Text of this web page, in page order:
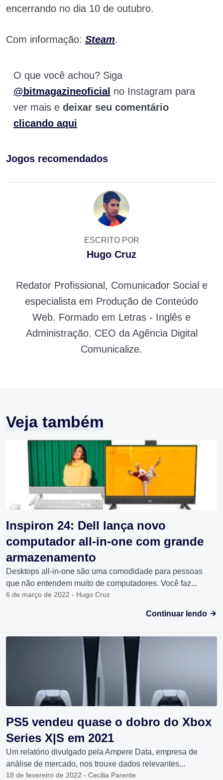
encerrando no dia 10 de outubro.
Com informação: Steam.
O que você achou? Siga
@bitmagazineoficial no Instagram para
ver mais e deixar seu comentário
clicando aqui
Jogos recomendados
ESCRITO POR
Hugo Cruz
Redator Profissional, Comunicador Social e
especialista em Produção de Conteúdo
Web. Formado em Letras - Inglês e
Administração. CEO da Agência Digital
Comunicalize.
Veja também
Inspiron 24: Dell lança novo
computador all-in-one com grande
armazenamento
Desktops all-in-one são uma comodidade para pessoas
que não entendem muito de computadores. Você faz...
6 de março de 2022 - Hugo Cruz
Continuar lendo
PS5 vendeu quase o dobro do Xbox
Series X|S em 2021
Um relatório divulgado pela Ampere Data, empresa de
análise de mercado, nos trouxe dados relevantes...
18 de fevereiro de 2022 - Cecilia Parente